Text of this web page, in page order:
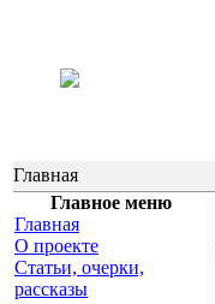
Главная
Главное меню
Главная
О проекте
Статьи, очерки,
рассказы